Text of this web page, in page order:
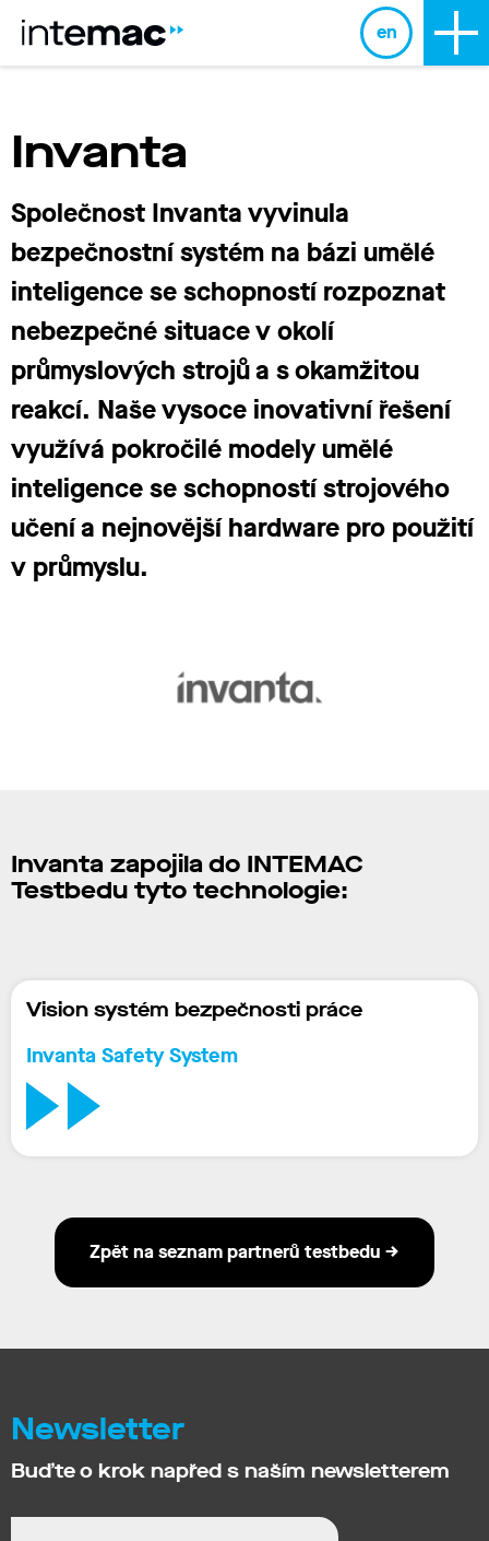
en
Invanta
Společnost Invanta vyvinula
bezpečnostní systém na bázi umělé
inteligence se schopností rozpoznat
nebezpečné situace v okolí
průmyslových strojů a s okamžitou
reakcí. Naše vysoce inovativní řešení
využívá pokročilé modely umělé
inteligence se schopností strojového
učení a nejnovější hardware pro použití
v průmyslu.
Invanta zapojila do INTEMAC
Testbedu tyto technologie:
Vision systém bezpečnosti práce
Invanta Safety System
Zpět na seznam partnerů testbedu →
Newsletter
Buďte o krok napřed s naším newsletterem